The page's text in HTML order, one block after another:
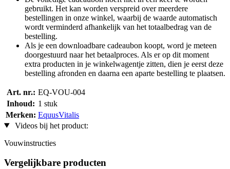
gebruikt. Het kan worden verspreid over meerdere
bestellingen in onze winkel, waarbij de waarde automatisch
wordt verminderd afhankelijk van het totaalbedrag van de
bestelling.
Als je een downloadbare cadeaubon koopt, word je meteen
doorgestuurd naar het betaalproces. Als er op dit moment
extra producten in je winkelwagentje zitten, dien je eerst deze
bestelling afronden en daarna een aparte bestelling te plaatsen.
Art. nr.: EQ-VOU-004
Inhoud: 1 stuk
Merken: EquusVitalis
Videos bij het product:
Vouwinstructies
Vergelijkbare producten